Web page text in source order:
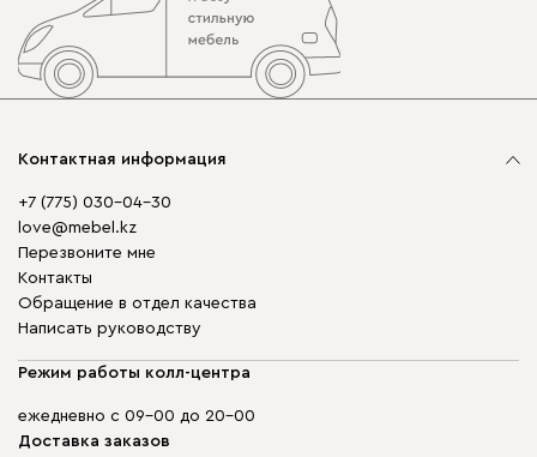
Контактная информация
+7 (775) 030-04-30
love@mebel.kz
Перезвоните мне
Контакты
Обращение в отдел качества
Написать руководству
Режим работы колл-центра
ежедневно с 09-00 до 20-00
Доставка заказов